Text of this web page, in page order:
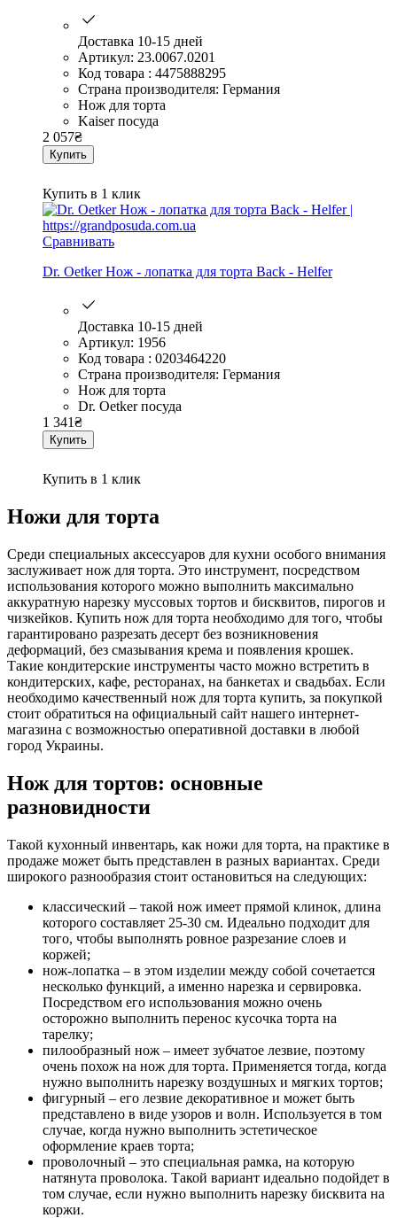
Доставка 10-15 дней
Артикул: 23.0067.0201
Код товара : 4475888295
Страна производителя: Германия
Нож для торта
Kaiser посуда
2 057₴
Купить
Купить в 1 клик
Сравнивать
Dr. Oetker Нож - лопатка для торта Back - Helfer
Доставка 10-15 дней
Артикул: 1956
Код товара : 0203464220
Страна производителя: Германия
Нож для торта
Dr. Oetker посуда
1 341₴
Купить
Купить в 1 клик
Ножи для торта
Среди специальных аксессуаров для кухни особого внимания
заслуживает нож для торта. Это инструмент, посредством
использования которого можно выполнить максимально
аккуратную нарезку муссовых тортов и бисквитов, пирогов и
чизкейков. Купить нож для торта необходимо для того, чтобы
гарантировано разрезать десерт без возникновения
деформаций, без смазывания крема и появления крошек.
Такие кондитерские инструменты часто можно встретить в
кондитерских, кафе, ресторанах, на банкетах и свадьбах. Если
необходимо качественный нож для торта купить, за покупкой
стоит обратиться на официальный сайт нашего интернет-
магазина с возможностью оперативной доставки в любой
город Украины.
Нож для тортов: основные
разновидности
Такой кухонный инвентарь, как ножи для торта, на практике в
продаже может быть представлен в разных вариантах. Среди
широкого разнообразия стоит остановиться на следующих:
классический – такой нож имеет прямой клинок, длина
которого составляет 25-30 см. Идеально подходит для
того, чтобы выполнять ровное разрезание слоев и
коржей;
нож-лопатка – в этом изделии между собой сочетается
несколько функций, а именно нарезка и сервировка.
Посредством его использования можно очень
осторожно выполнить перенос кусочка торта на
тарелку;
пилообразный нож – имеет зубчатое лезвие, поэтому
очень похож на нож для торта. Применяется тогда, когда
нужно выполнить нарезку воздушных и мягких тортов;
фигурный – его лезвие декоративное и может быть
представлено в виде узоров и волн. Используется в том
случае, когда нужно выполнить эстетическое
оформление краев торта;
проволочный – это специальная рамка, на которую
натянута проволока. Такой вариант идеально подойдет в
том случае, если нужно выполнить нарезку бисквита на
коржи.